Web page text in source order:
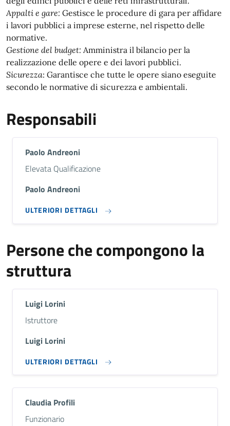
Appalti e gare: Gestisce le procedure di gara per affidare
i lavori pubblici a imprese esterne, nel rispetto delle
normative.
Gestione del budget: Amministra il bilancio per la
realizzazione delle opere e dei lavori pubblici.
Sicurezza: Garantisce che tutte le opere siano eseguite
secondo le normative di sicurezza e ambientali.
Responsabili
Paolo Andreoni
Descrizione breve
Elevata Qualificazione
Paolo Andreoni
ULTERIORI DETTAGLI
Persone che compongono la
struttura
Luigi Lorini
Descrizione breve
Istruttore
Luigi Lorini
ULTERIORI DETTAGLI
Claudia Profili
Descrizione breve
Funzionario